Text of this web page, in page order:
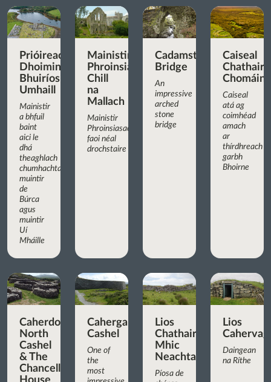
Prióireacht
Dhoiminiceach
Bhuiríos
Umhaill
Mainistir
a bhfuil
baint
aici le
dhá
theaghlach
chumhachtacha:
muintir
de
Búrca
agus
muintir
Uí
Mháille
Mainistir
Phroinsiasach
Chill
na
Mallach
Mainistir
Phroinsiasach
faoi néal
drochstaire
Cadamstown
Bridge
An
impressive
arched
stone
bridge
Caiseal
Chathair
Chomáin
Caiseal
atá ag
coimhéad
amach
ar
thírdhreach
garbh
Bhoirne
Caherdorgan
North
Cashel
& The
Chancellor’s
Cahergall
Cashel
One of
the
most
Lios
Chathair
Mhic
Neachtain
Píosa de
Lios
Daingean
na Ríthe